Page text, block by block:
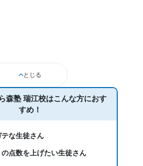
とじる
森塾 瑞江校はこんな方におす
すめ！
な生徒さん
点数を上げたい生徒さん